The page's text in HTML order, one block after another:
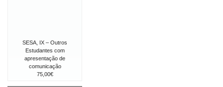
SESA, IX – Outros
Estudantes com
apresentação de
comunicação
75,00€